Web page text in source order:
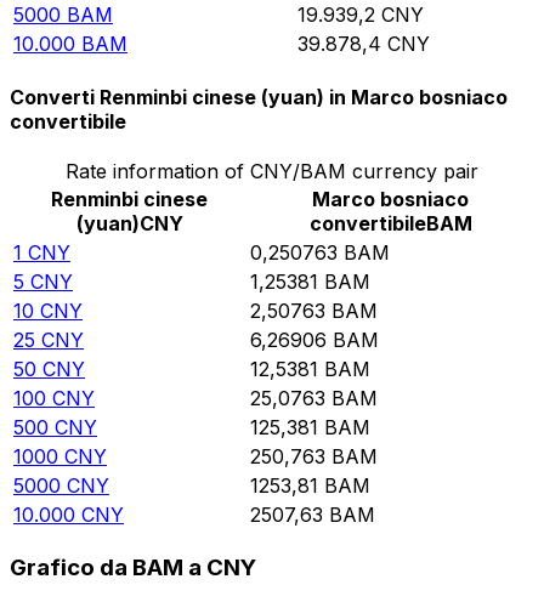
5000 BAM 19.939,2 CNY
10.000 BAM 39.878,4 CNY
Converti Renminbi cinese (yuan) in Marco bosniaco
convertibile
Rate information of CNY/BAM currency pair
Renminbi cinese
(yuan)CNY
Marco bosniaco
convertibileBAM
1 CNY 0,250763 BAM
5 CNY 1,25381 BAM
10 CNY 2,50763 BAM
25 CNY 6,26906 BAM
50 CNY 12,5381 BAM
100 CNY 25,0763 BAM
500 CNY 125,381 BAM
1000 CNY 250,763 BAM
5000 CNY 1253,81 BAM
10.000 CNY 2507,63 BAM
Grafico da BAM a CNY